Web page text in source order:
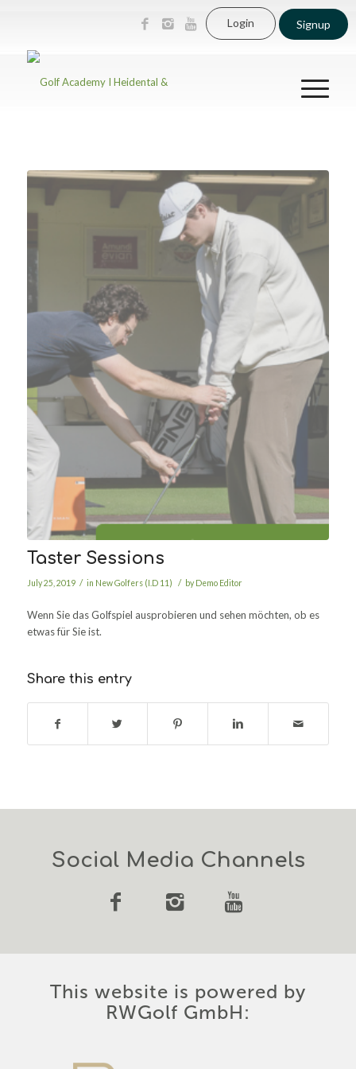
Login Signup
Taster Sessions
July 25, 2019 / in New Golfers (I.D 11) / by Demo Editor
Wenn Sie das Golfspiel ausprobieren und sehen möchten, ob es
etwas für Sie ist.
Share this entry
Social Media Channels
This website is powered by
RWGolf GmbH: